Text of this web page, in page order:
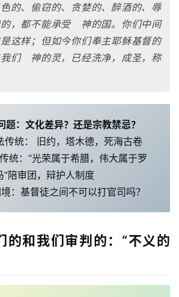
的、偷窃的、贪婪的、醉酒的、辱
，都不能承受 神的国。你们中间
这样；但如今你们奉主耶稣基督的
们 神的灵，已经洗净，成圣，称
题：文化差异？还是宗教禁忌？
传统： 旧约，塔木德，死海古卷
统：“光荣属于希腊，伟大属于罗
”陪审团，辩护人制度
：基督徒之间不可以打官司吗？
的和我们审判的：“不义的